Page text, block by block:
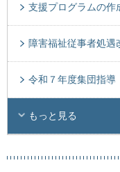
支援プログラムの作
障害福祉従事者処遇
令和７年度集団指導
もっと見る